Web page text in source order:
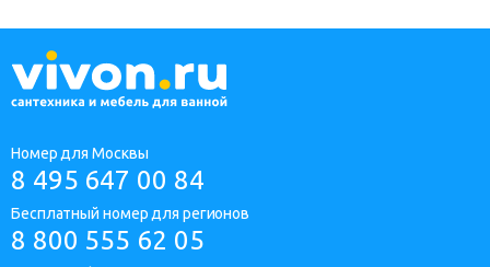
Номер для Москвы
8 495 647 00 84
Бесплатный номер для регионов
8 800 555 62 05